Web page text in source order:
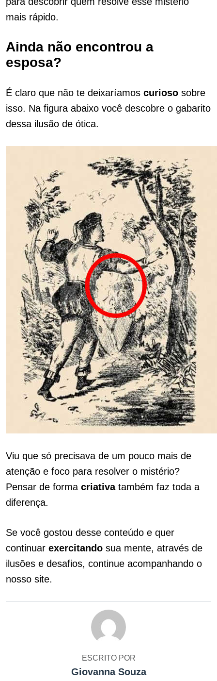
mais rápido.
Ainda não encontrou a
esposa?
É claro que não te deixaríamos curioso sobre
isso. Na figura abaixo você descobre o gabarito
dessa ilusão de ótica.
Viu que só precisava de um pouco mais de
atenção e foco para resolver o mistério?
Pensar de forma criativatambém faz toda a
diferença.
Se você gostou desse conteúdo e quer
continuar exercitando sua mente, através de
ilusões e desafios, continue acompanhando o
nosso site.
ESCRITO POR
Giovanna Souza